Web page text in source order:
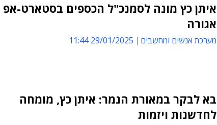
איתן כץ מונה לסמנכ"ל הכספים בסטארט-אפ
אגורה
מערכת אנשים ומחשבים 29/01/2025 11:44
בא לבקר במאורת הנמר: איתן כץ, מומחה
לחדשנות ויזמות